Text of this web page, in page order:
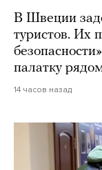
В Швеции
туристов. Их
палатку
14 часов назад